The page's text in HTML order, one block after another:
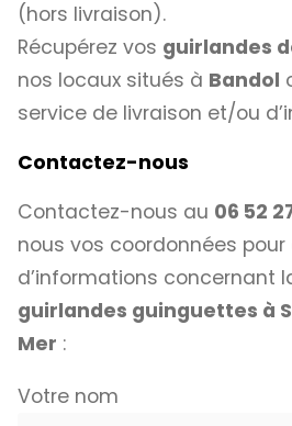
(hors livraison).
Récupérez vos guirlandes
nos locaux situés à Bandol
service de livraison et/ou
Contactez-nous
Contactez-nous au 06 52
nous vos coordonnées pour
d’informations concernant
guirlandes guinguettes à
Mer :
Votre nom